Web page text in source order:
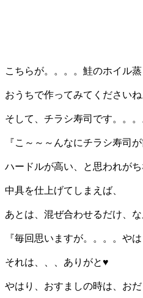
こちらが。。。。鮭のホイル蒸
おうちで作ってみてくださいね
そして、チラシ寿司です。。。
『こ～～～んなにチラシ寿司
ハードルが高い、と思われが
中具を仕上げてしまえば、
あとは、混ぜ合わせるだけ、
『毎回思いますが。。。。や
それは、、、ありがと♥
やはり、おすましの時は、お